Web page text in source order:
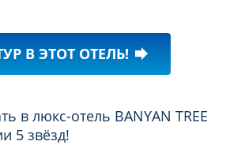
В ЭТОТ ОТЕЛЬ! forward
5 звёзд!